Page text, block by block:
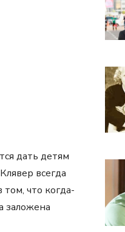
дать детям
всегда
что когда-
заложена